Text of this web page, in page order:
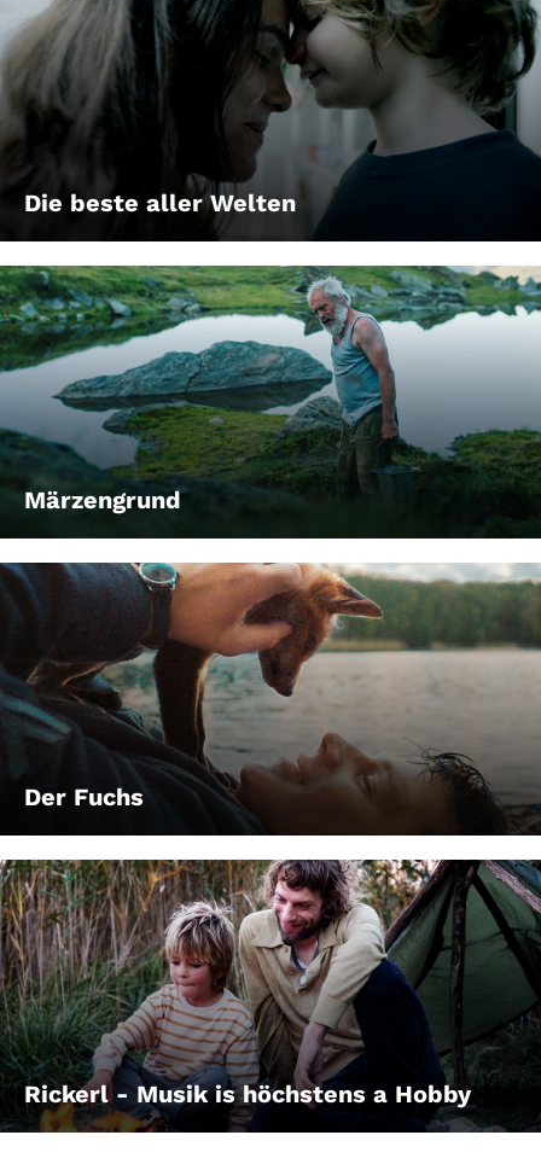
Die beste aller Welten
Märzengrund
Der Fuchs
Rickerl - Musik is höchstens a Hobby